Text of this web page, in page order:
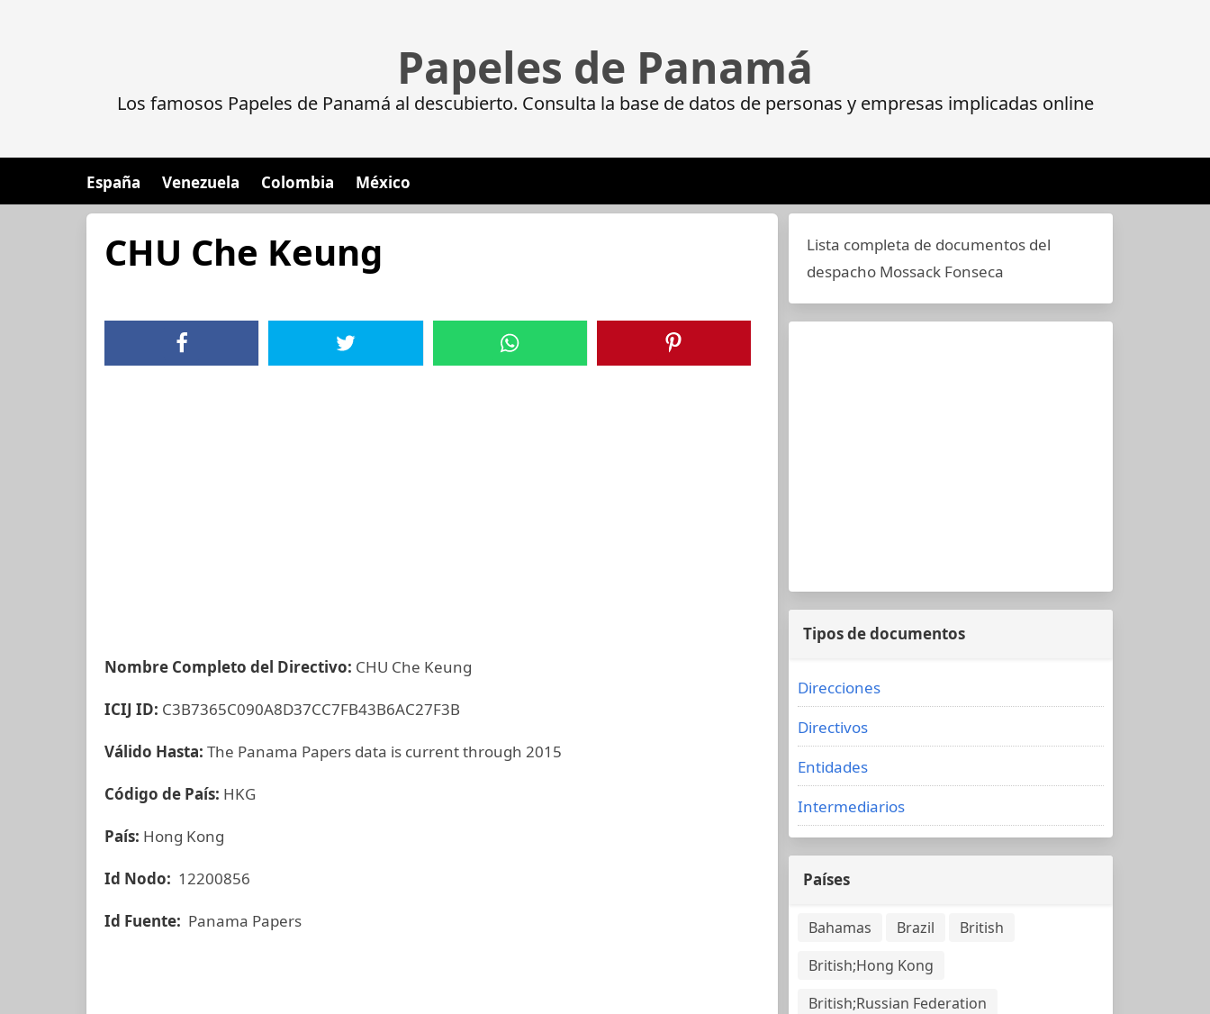
Papeles de Panamá
Los famosos Papeles de Panamá al descubierto. Consulta la base de datos de personas y empresas implicadas online
España Venezuela Colombia México
CHU Che Keung
Nombre Completo del Directivo: CHU Che Keung
ICIJ ID: C3B7365C090A8D37CC7FB43B6AC27F3B
Válido Hasta: The Panama Papers data is current through 2015
Código de País: HKG
País: Hong Kong
Id Nodo: 12200856
Id Fuente: Panama Papers
Lista completa de documentos del
despacho Mossack Fonseca
Tipos de documentos
Direcciones
Directivos
Entidades
Intermediarios
Países
Bahamas Brazil
British
British;Hong Kong
British;Russian Federation